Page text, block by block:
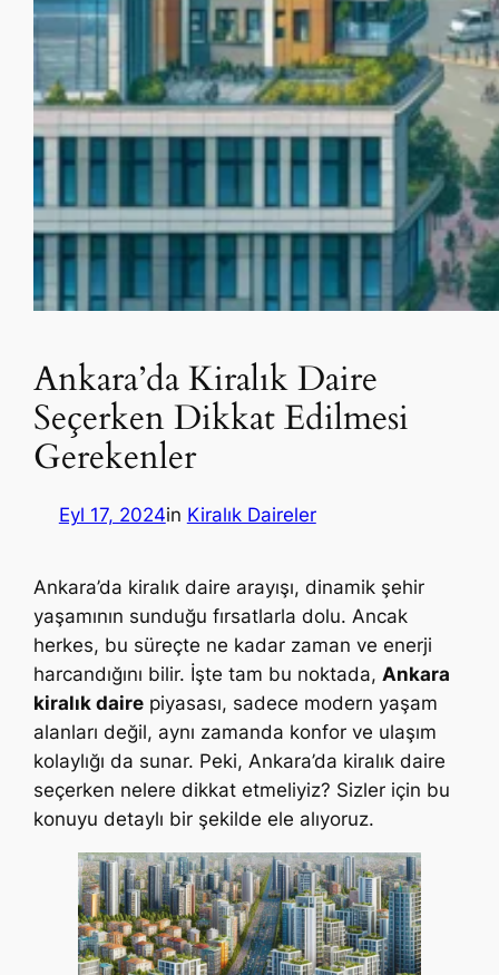
Ankara’da Kiralık Daire
Seçerken Dikkat Edilmesi
Gerekenler
Eyl 17, 2024in Kiralık Daireler
Ankara’da kiralık daire arayışı, dinamik şehir
yaşamının sunduğu fırsatlarla dolu. Ancak
herkes, bu süreçte ne kadar zaman ve enerji
harcandığını bilir. İşte tam bu noktada,Ankara
kiralık daire piyasası, sadece modern yaşam
alanları değil, aynı zamanda konfor ve ulaşım
kolaylığı da sunar. Peki, Ankara’da kiralık daire
seçerken nelere dikkat etmeliyiz? Sizler için bu
konuyu detaylı bir şekilde ele alıyoruz.